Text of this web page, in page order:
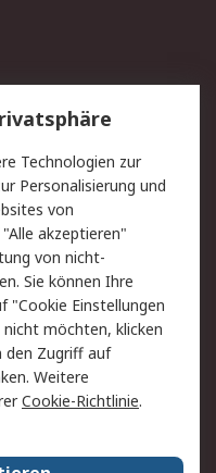
Technologien zur
Personalisierung und
von
akzeptieren"
von nicht-
Sie können Ihre
"Cookie Einstellungen
nicht möchten, klicken
den Zugriff auf
Weitere
Cookie-Richtlinie.